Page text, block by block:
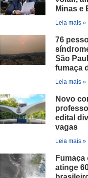
Minas e
Leia mais »
76
São
fumaça
Leia mais »
Novo
edital
vagas
Leia mais »
atinge